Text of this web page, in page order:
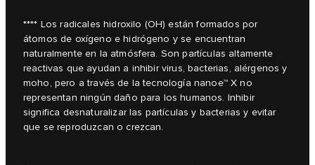
**** Los radicales hidroxilo (OH) están formados por
átomos de oxígeno e hidrógeno y se encuentran
naturalmente en la atmósfera. Son partículas altamente
reactivas que ayudan a inhibir virus, bacterias, alérgenos y
moho, pero a través de la tecnología nanoe™ X no
representan ningún daño para los humanos. Inhibir
significa desnaturalizar las partículas y bacterias y evitar
que se reproduzcan o crezcan.